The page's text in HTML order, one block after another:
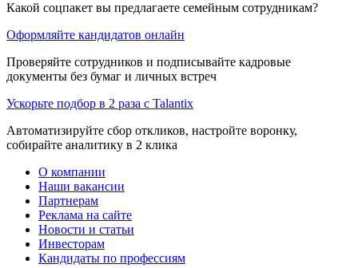
Какой соцпакет вы предлагаете семейным сотрудникам?
Оформляйте кандидатов онлайн
Проверяйте сотрудников и подписывайте кадровые
документы без бумаг и личных встреч
Ускорьте подбор в 2 раза с Talantix
Автоматизируйте сбор откликов, настройте воронку,
собирайте аналитику в 2 клика
О компании
Наши вакансии
Партнерам
Реклама на сайте
Новости и статьи
Инвесторам
Кандидаты по профессиям